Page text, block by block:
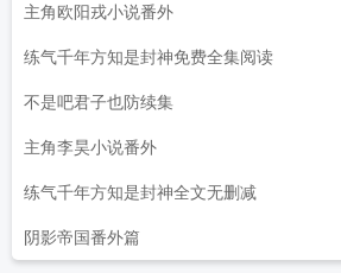
主角欧阳戎小说番外
练气千年方知是封神免费全集阅读
不是吧君子也防续集
主角李昊小说番外
练气千年方知是封神全文无删减
阴影帝国番外篇